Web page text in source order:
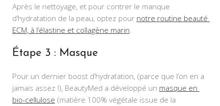
Après le nettoyage, et pour contrer le manque
d’hydratation de la peau, optez pour notre routine beauté
ECM, à l’élastine et collagène marin.
Étape 3 : Masque
Pour un dernier boost d’hydratation, (parce que l’on en a
jamais assez !), BeautyMed a développé un masque en
bio-cellulose (matière 100% végétale issue de la